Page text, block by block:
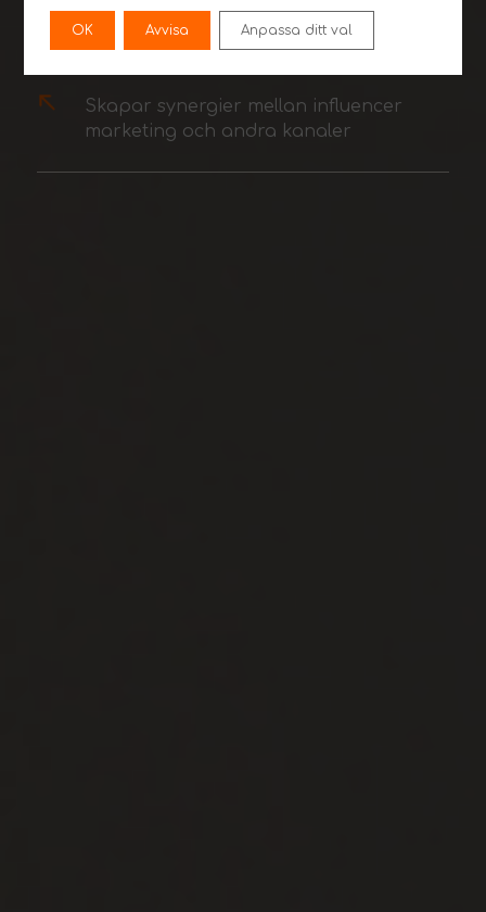
Kordinerar och säkerställer leverans
Skapar synergier mellan influencer
marketing och andra kanaler
OK Avvisa Anpassa ditt val